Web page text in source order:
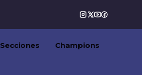
Secciones Champions